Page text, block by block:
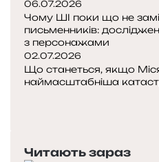
п
о
ч
а
т
о
я
о
в
у
б
у
д
н
06.07.2026
Чому ШІ поки що не
письменників:
з персонажами
02.07.2026
Що станеться, якщо
наймасштабніша
р
т
Читають зараз